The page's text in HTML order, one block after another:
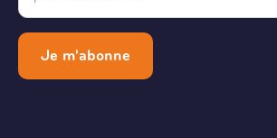
Je m'abonne